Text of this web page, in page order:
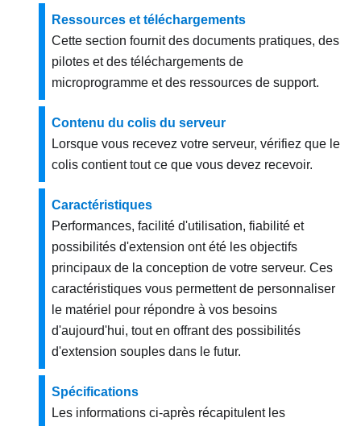
Ressources et téléchargements
Cette section fournit des documents pratiques, des
pilotes et des téléchargements de
microprogramme et des ressources de support.
Contenu du colis du serveur
Lorsque vous recevez votre serveur, vérifiez que le
colis contient tout ce que vous devez recevoir.
Caractéristiques
Performances, facilité d'utilisation, fiabilité et
possibilités d'extension ont été les objectifs
principaux de la conception de votre serveur. Ces
caractéristiques vous permettent de personnaliser
le matériel pour répondre à vos besoins
d'aujourd'hui, tout en offrant des possibilités
d'extension souples dans le futur.
Spécifications
Les informations ci-après récapitulent les